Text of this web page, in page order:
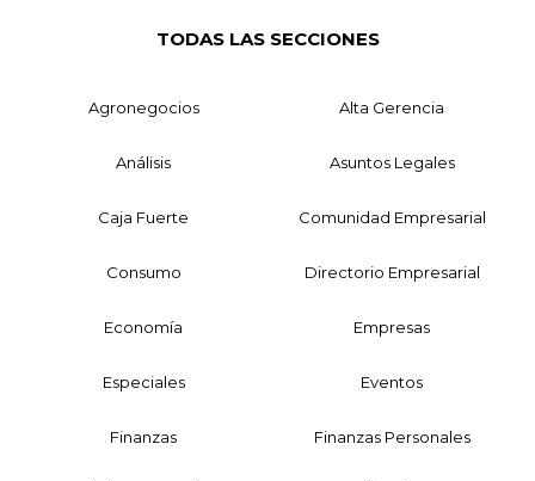
TODAS LAS SECCIONES
Agronegocios Alta Gerencia
Análisis Asuntos Legales
Caja Fuerte Comunidad Empresarial
Consumo Directorio Empresarial
Economía Empresas
Especiales Eventos
Finanzas Finanzas Personales